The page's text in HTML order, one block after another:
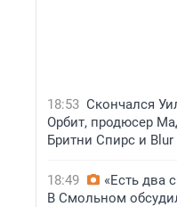
18:53 Скончался
Орбит, продюсер
Бритни Спирс и Blur
18:49
«Есть два
В Смольном